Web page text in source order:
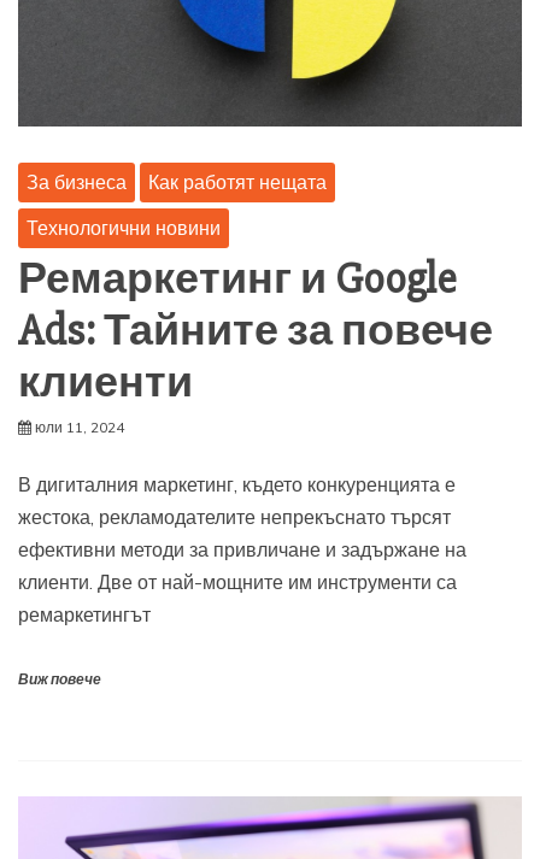
За бизнеса
Как работят нещата
Технологични новини
Ремаркетинг и Google
Ads: Тайните за повече
клиенти
юли 11, 2024
В дигиталния маркетинг, където конкуренцията е
жестока, рекламодателите непрекъснато търсят
ефективни методи за привличане и задържане на
клиенти. Две от най-мощните им инструменти са
ремаркетингът
Виж повече